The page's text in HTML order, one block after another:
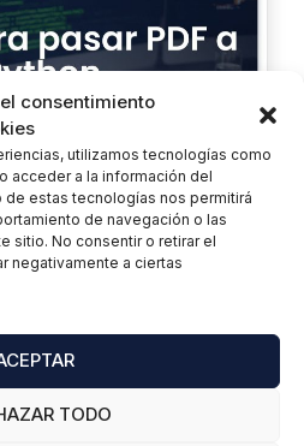
consentimiento
utilizamos tecnologías como
acceder a la información del
estas tecnologías nos permitirá
de navegación o las
sitio. No consentir o retirar el
negativamente a ciertas
TODO